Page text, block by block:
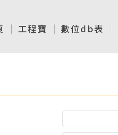
工程寶 數位db表